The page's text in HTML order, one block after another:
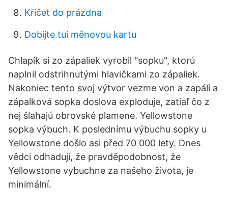
Křičet do prázdna
Dobijte tui měnovou kartu
Chlapík si zo zápaliek vyrobil "sopku", ktorú
naplnil odstrihnutými hlavičkami zo zápaliek.
Nakoniec tento svoj výtvor vezme von a zapáli a
zápalková sopka doslova exploduje, zatiaľ čo z
nej šlahajú obrovské plamene. Yellowstone
sopka výbuch. K poslednímu výbuchu sopky u
Yellowstone došlo asi před 70 000 lety. Dnes
vědci odhadují, že pravděpodobnost, že
Yellowstone vybuchne za našeho života, je
minimální.